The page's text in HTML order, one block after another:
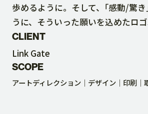
歩めるように。そして、｢感動/驚
うに、そういった願いを込めたロゴ
CLIENT
Link Gate
SCOPE
アートディレクション デザイン 印刷